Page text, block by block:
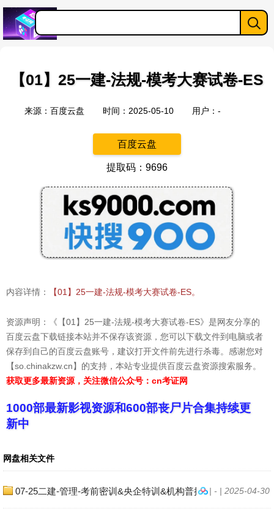
【01】25一建-法规-模考大赛试卷-ES
来源：百度云盘 时间：2025-05-10 用户：-
百度云盘
提取码：9696
内容详情： 【01】25一建-法规-模考大赛试卷-ES。
资源声明：《【01】25一建-法规-模考大赛试卷-ES》是网友分享的
百度云盘下载链接本站并不保存该资源，您可以下载文件到电脑或者
保存到自己的百度云盘账号，建议打开文件前先进行杀毒。感谢您对
【so.chinakzw.cn】的支持，本站专业提供百度云盘资源搜索服务。
获取更多最新资源，关注微信公众号：cn考证网
1000部最新影视资源和600部丧尸片合集持续更
新中
网盘相关文件
07-25二建-管理-考前密训&央企特训&机构普押-《模考大赛试卷
| - | 2025-04-30